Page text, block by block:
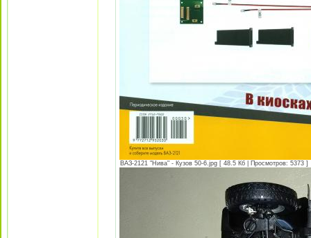
ВАЗ-2121 "Нива" - Кузов 50-6.jpg [ 48.5 Кб | Просмотров: 5373 ]